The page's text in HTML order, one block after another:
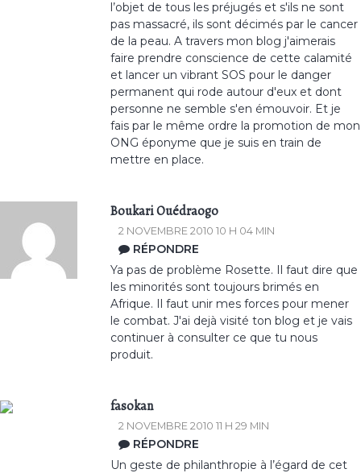
l’objet de tous les préjugés et s'ils ne sont
pas massacré, ils sont décimés par le cancer
de la peau. A travers mon blog j'aimerais
faire prendre conscience de cette calamité
et lancer un vibrant SOS pour le danger
permanent qui rode autour d'eux et dont
personne ne semble s'en émouvoir. Et je
fais par le même ordre la promotion de mon
ONG éponyme que je suis en train de
mettre en place.
Boukari Ouédraogo
2 NOVEMBRE 2010 10 H 04 MIN
RÉPONDRE
Ya pas de problème Rosette. Il faut dire que
les minorités sont toujours brimés en
Afrique. Il faut unir mes forces pour mener
le combat. J'ai dejà visité ton blog et je vais
continuer à consulter ce que tu nous
produit.
fasokan
2 NOVEMBRE 2010 11 H 29 MIN
RÉPONDRE
Un geste de philanthropie à l’égard de cet